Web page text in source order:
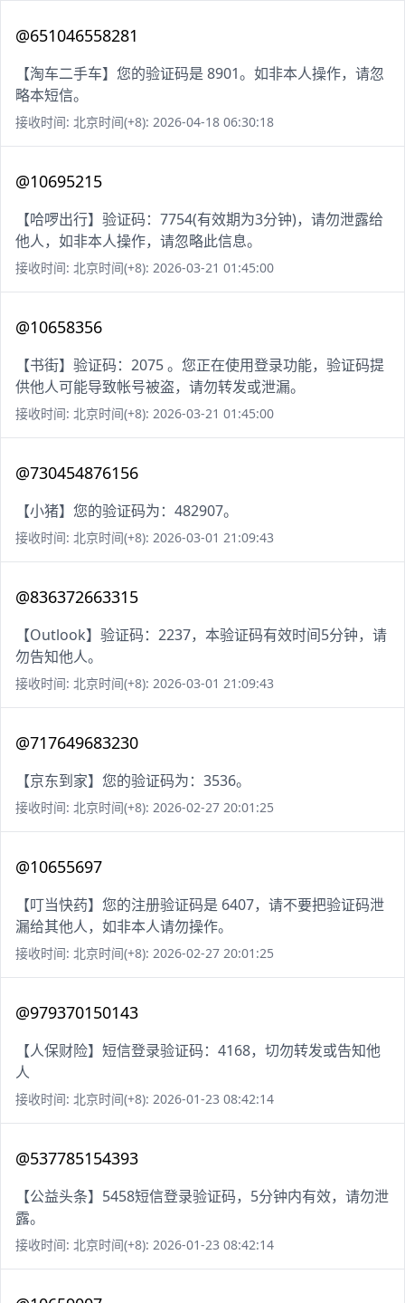
@651046558281
【淘车二手车】您的验证码是 8901。如非本人操作，请忽
略本短信。
接收时间: 北京时间(+8): 2026-04-18 06:30:18
@10695215
【哈啰出行】验证码：7754(有效期为3分钟)，请勿泄露给
他人，如非本人操作，请忽略此信息。
接收时间: 北京时间(+8): 2026-03-21 01:45:00
@10658356
【书街】验证码：2075 。您正在使用登录功能，验证码提
供他人可能导致帐号被盗，请勿转发或泄漏。
接收时间: 北京时间(+8): 2026-03-21 01:45:00
@730454876156
【小猪】您的验证码为：482907。
接收时间: 北京时间(+8): 2026-03-01 21:09:43
@836372663315
【Outlook】验证码：2237，本验证码有效时间5分钟，请
勿告知他人。
接收时间: 北京时间(+8): 2026-03-01 21:09:43
@717649683230
【京东到家】您的验证码为：3536。
接收时间: 北京时间(+8): 2026-02-27 20:01:25
@10655697
【叮当快药】您的注册验证码是 6407，请不要把验证码泄
漏给其他人，如非本人请勿操作。
接收时间: 北京时间(+8): 2026-02-27 20:01:25
@979370150143
【人保财险】短信登录验证码：4168，切勿转发或告知他
人
接收时间: 北京时间(+8): 2026-01-23 08:42:14
@537785154393
【公益头条】5458短信登录验证码，5分钟内有效，请勿泄
露。
接收时间: 北京时间(+8): 2026-01-23 08:42:14